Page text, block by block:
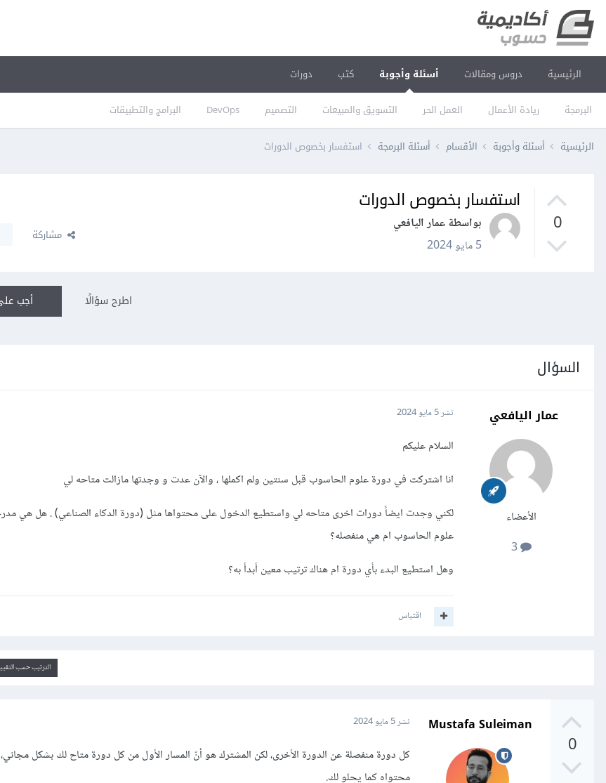
الرئيسية دروس ومقالات أسئلة وأجوبة
البرمجة ريادة الأعمال العمل الحر التسويق والمبيعات التصميم DevOps البرامج والتطبيقات
كتب دورات
الرئيسية أسئلة وأجوبة الأقسام أسئلة البرمجة استفسار بخصوص الدورات
0
استفسار بخصوص الدورات
بواسطة عمار اليافعي
5 مايو 2024
مشاركة
أجب اطرح سؤالًا
السؤال
عمار اليافعي
الأعضاء
3
نشر5 مايو 2024
السلام عليكم
انا اشتركت في دورة علوم الحاسوب قبل سنتين ولم اكملها ، والآن عدت و وجدتها مازالت متاحه لي
لكني وجدت ايضاً دورات اخرى متاحه لي واستطيع الدخول على محتواها مثل (دورة الدكاء الصناعي) . هل هي
علوم الحاسوب ام هي منفصله؟
وهل استطيع البدء بأي دورة ام هناك ترتيب معين أبدأ به؟
اقتباس
الترتيب حسب
0
Mustafa Suleiman نشر5 مايو 2024
كل دورة منفصلة عن الدورة الأخرى، لكن المشترك هو أنّ المسار الأول من كل دورة متاح لك بشكل
محتواه كما يحلو لك.